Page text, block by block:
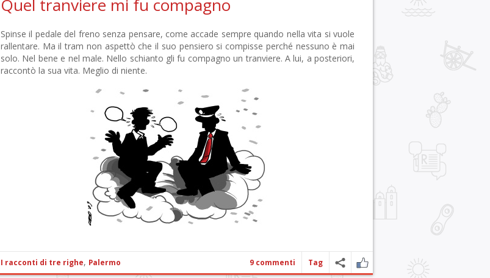
Quel tranviere mi fu compagno
Spinse il pedale del freno senza pensare, come accade sempre quando nella vita si vuole
rallentare. Ma il tram non aspettò che il suo pensiero si compisse perché nessuno è mai
solo. Nel bene e nel male. Nello schianto gli fu compagno un tranviere. A lui, a posteriori,
raccontò la sua vita. Meglio di niente.
I racconti di tre righe, Palermo 9 commenti Tag